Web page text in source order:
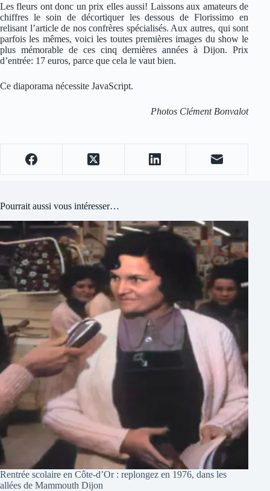
Les fleurs ont donc un prix elles aussi! Laissons aux amateurs de
chiffres le soin de décortiquer les dessous de Florissimo en
relisant l’article de nos confrères spécialisés. Aux autres, qui sont
parfois les mêmes, voici les toutes premières images du show le
plus mémorable de ces cinq dernières années à Dijon. Prix
d’entrée: 17 euros, parce que cela le vaut bien.
Ce diaporama nécessite JavaScript.
Photos Clément Bonvalot
Pourrait aussi vous intéresser…
Rentrée scolaire en Côte-d’Or : replongez en 1976, dans les
allées de Mammouth Dijon